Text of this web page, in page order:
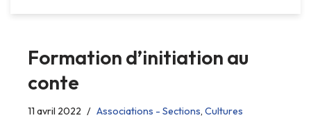
Formation d’initiation au
conte
11 avril 2022 Associations - Sections, Cultures